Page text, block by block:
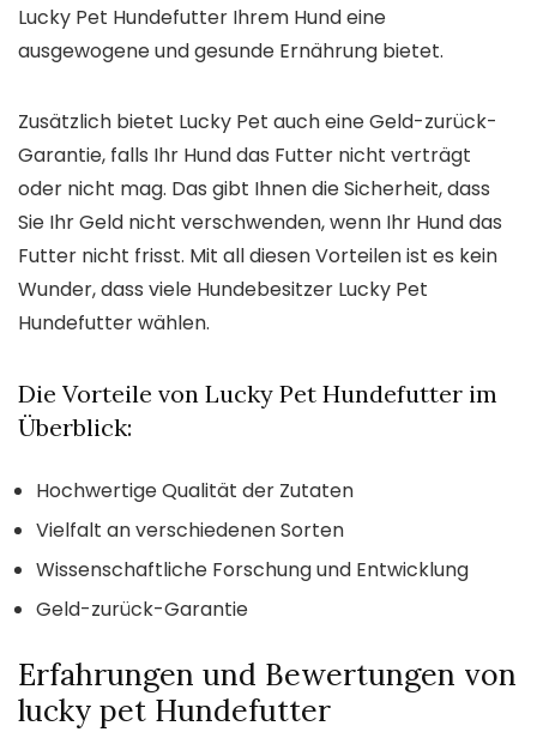
Lucky Pet Hundefutter Ihrem Hund eine
ausgewogene und gesunde Ernährung bietet.
Zusätzlich bietet Lucky Pet auch eine Geld-zurück-
Garantie, falls Ihr Hund das Futter nicht verträgt
oder nicht mag. Das gibt Ihnen die Sicherheit, dass
Sie Ihr Geld nicht verschwenden, wenn Ihr Hund das
Futter nicht frisst. Mit all diesen Vorteilen ist es kein
Wunder, dass viele Hundebesitzer Lucky Pet
Hundefutter wählen.
Die Vorteile von Lucky Pet Hundefutter im
Überblick:
Hochwertige Qualität der Zutaten
Vielfalt an verschiedenen Sorten
Wissenschaftliche Forschung und Entwicklung
Geld-zurück-Garantie
Erfahrungen und Bewertungen von
lucky pet Hundefutter